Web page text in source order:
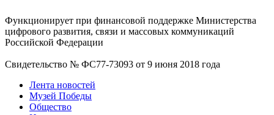
Функционирует при финансовой поддержке Министерства
цифрового развития, связи и массовых коммуникаций
Российской Федерации
Свидетельство № ФС77-73093 от 9 июня 2018 года
Лента новостей
Музей Победы
Общество